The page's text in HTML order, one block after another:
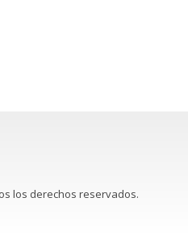
los derechos reservados.